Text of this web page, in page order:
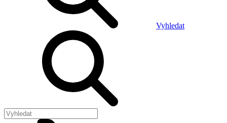
Vyhledat